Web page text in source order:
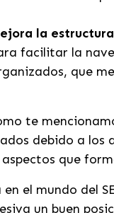
la
facilitar la
que
te
debido a los
que
el mundo del
un buen